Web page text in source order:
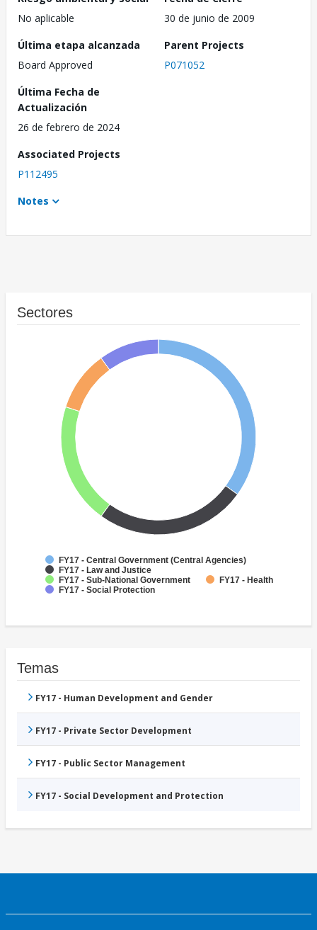
No aplicable
30 de junio de 2009
Última etapa alcanzada
Board Approved
Parent Projects
P071052
Última Fecha de
Actualización
26 de febrero de 2024
Associated Projects
P112495
Notes
Sectores
FY17 - Central Government (Central Agencies)
FY17 - Law and Justice
FY17 - Sub-National Government
FY17 - Health
FY17 - Social Protection
Temas
FY17 - Human Development and Gender
FY17 - Private Sector Development
FY17 - Public Sector Management
FY17 - Social Development and Protection